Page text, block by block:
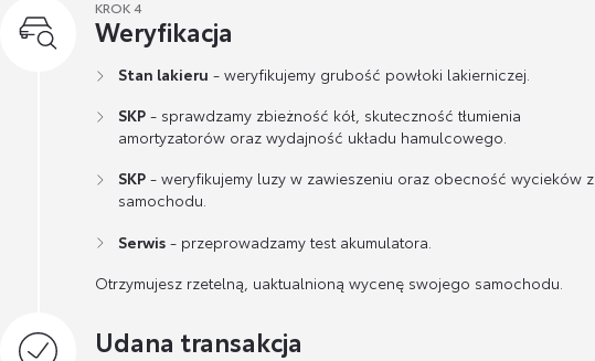
KROK 4
Weryfikacja
Stan lakieru - weryfikujemy grubość powłoki lakierniczej.
SKP - sprawdzamy zbieżność kół, skuteczność tłumienia
amortyzatorów oraz wydajność układu hamulcowego.
SKP - weryfikujemy luzy w zawieszeniu oraz obecność wycieków z
samochodu.
Serwis - przeprowadzamy test akumulatora.
Otrzymujesz rzetelną, uaktualnioną wycenę swojego samochodu.
Udana transakcja